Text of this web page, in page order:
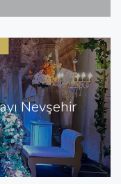
Nevşehir